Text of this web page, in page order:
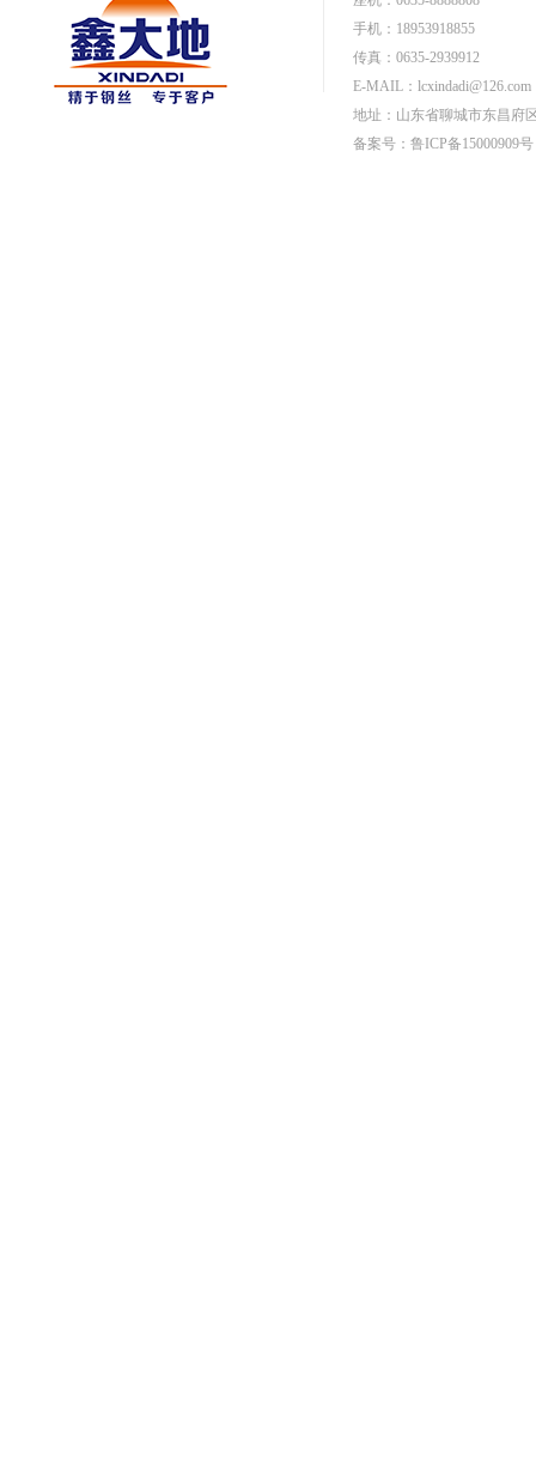
手机：18953918855
传真：0635-2939912
E-MAIL： lcxindadi@126.com
地址：山东省聊城市东昌府
备案号：鲁ICP备15000909号